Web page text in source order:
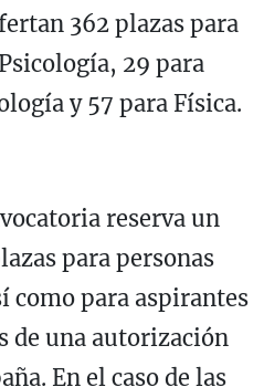
362 plazas para
29 para
y 57 para Física.
reserva un
para personas
como para aspirantes
de una autorización
En el caso de las